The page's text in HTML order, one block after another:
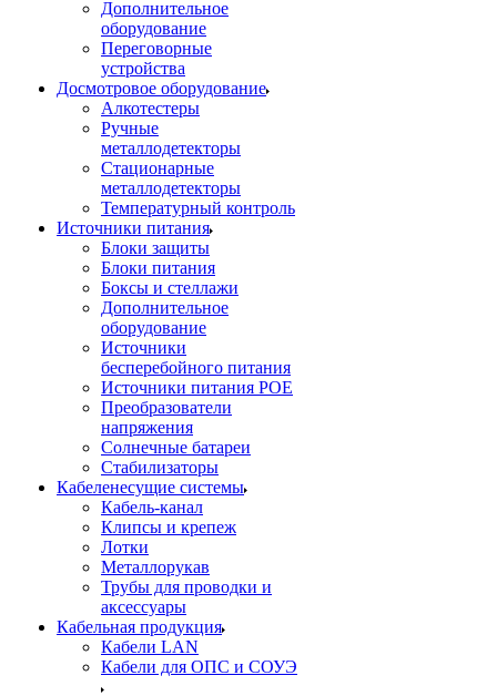
Дополнительное
оборудование
Переговорные
устройства
Досмотровое оборудование
Алкотестеры
Ручные
металлодетекторы
Стационарные
металлодетекторы
Температурный контроль
Источники питания
Блоки защиты
Блоки питания
Боксы и стеллажи
Дополнительное
оборудование
Источники
бесперебойного питания
Источники питания POE
Преобразователи
напряжения
Солнечные батареи
Стабилизаторы
Кабеленесущие системы
Кабель-канал
Клипсы и крепеж
Лотки
Металлорукав
Трубы для проводки и
аксессуары
Кабельная продукция
Кабели LAN
Кабели для ОПС и СОУЭ